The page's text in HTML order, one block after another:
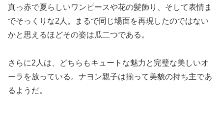
真っ赤で夏らしいワンピースや花の髪飾り、そして表情ま
でそっくりな2人。まるで同じ場面を再現したのではない
かと思えるほどその姿は瓜二つである。
さらに2人は、どちらもキュートな魅力と完璧な美しいオ
ーラを放っている。ナヨン親子は揃って美貌の持ち主であ
るようだ。